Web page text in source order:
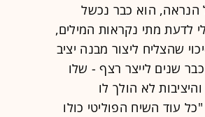
הנראה, הוא כבר נכשל
לדעת מתי נקראות המילים,
שהצליח ליצור מבנה יציב
שנים לייצר רצף - שלו
לא הולך לו
עוד השיח הפוליטי כולו